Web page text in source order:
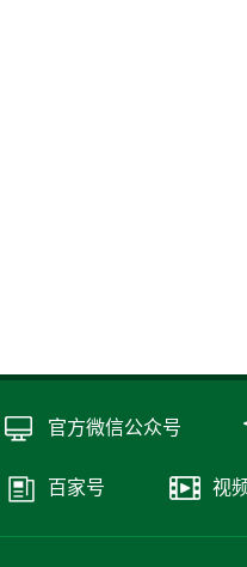
官方微信公众号
百家号 视